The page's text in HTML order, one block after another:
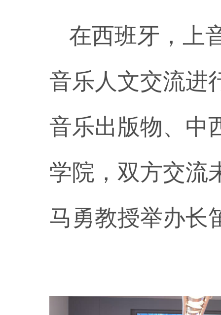
在西班牙，上
音乐人文交流进
音乐出版物、中
学院，双方交流
马勇教授举办长